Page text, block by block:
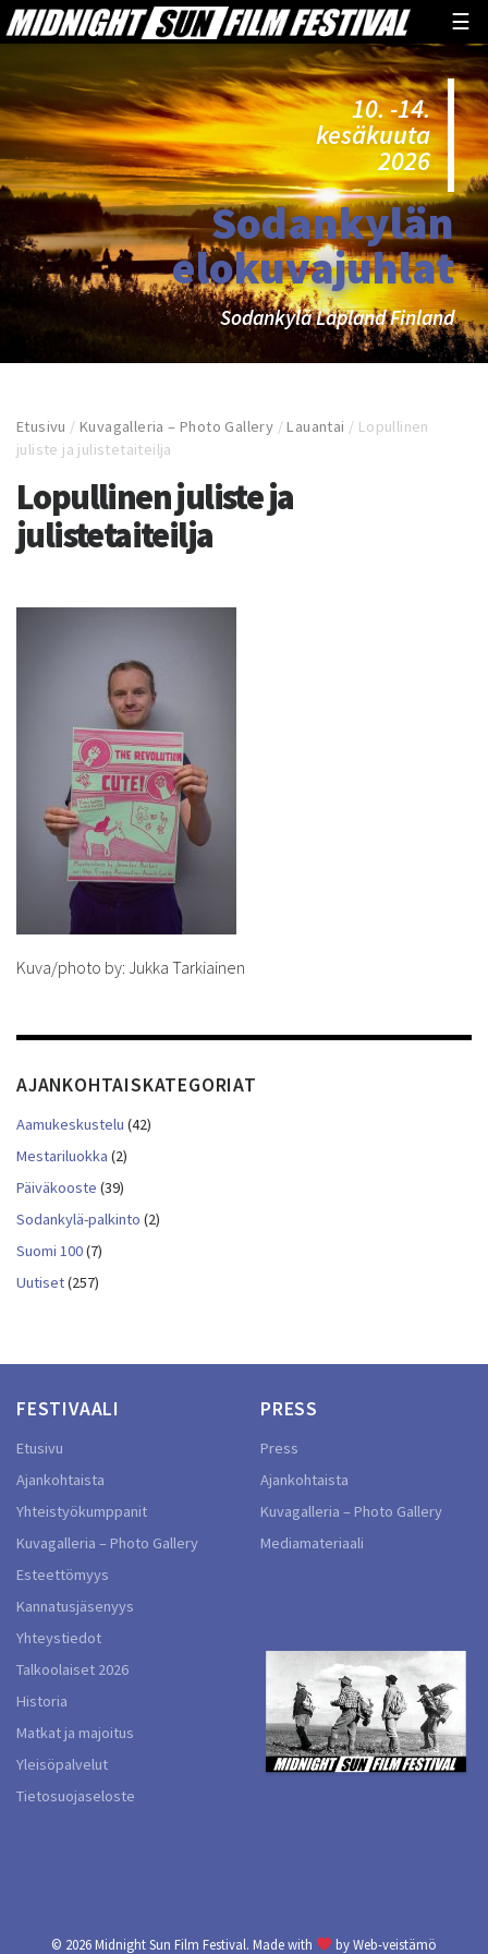
☰
10. -14.
kesäkuuta
2026
Sodankylän
elokuvajuhlat
Sodankylä Lapland Finland
Etusivu /Kuvagalleria – Photo Gallery /Lauantai / Lopullinen
juliste ja julistetaiteilja
Lopullinen juliste ja
julistetaiteilja
Kuva/photo by: Jukka Tarkiainen
AJANKOHTAISKATEGORIAT
Aamukeskustelu (42)
Mestariluokka (2)
Päiväkooste (39)
Sodankylä-palkinto (2)
Suomi 100(7)
Uutiset(257)
FESTIVAALI
Etusivu
Ajankohtaista
Yhteistyökumppanit
Kuvagalleria – Photo Gallery
Esteettömyys
Kannatusjäsenyys
Yhteystiedot
Talkoolaiset 2026
Historia
Matkat ja majoitus
Yleisöpalvelut
Tietosuojaseloste
PRESS
Press
Ajankohtaista
Kuvagalleria – Photo Gallery
Mediamateriaali
© 2026Midnight Sun Film Festival. Made with byWeb-veistämö